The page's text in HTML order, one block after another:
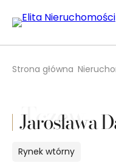
Strona główna
Tczew
Jarosława
Rynek wtórny